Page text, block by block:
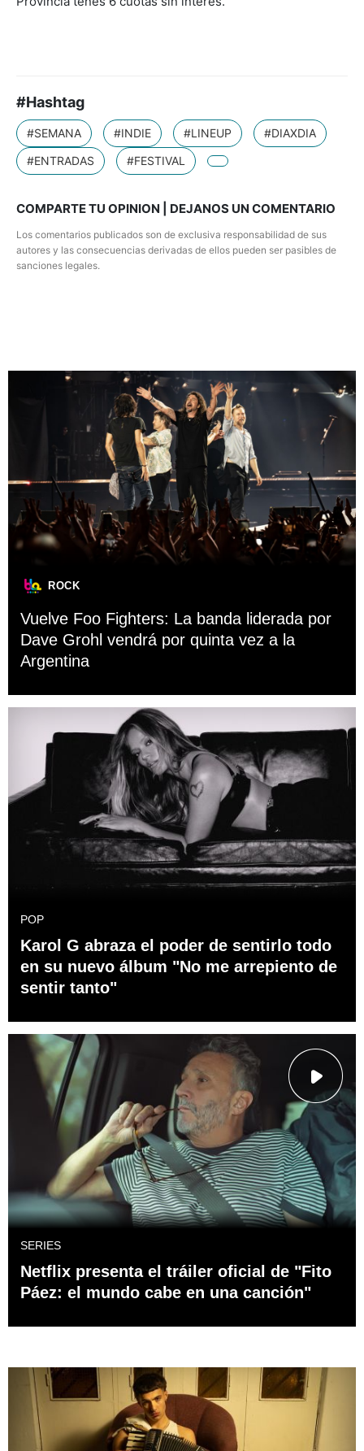
#Hashtag
#SEMANA #INDIE #LINEUP
#DIAXDIA
#ENTRADAS
#FESTIVAL
COMPARTE TU OPINION | DEJANOS UN COMENTARIO
Los comentarios publicados son de exclusiva responsabilidad de sus
autores y las consecuencias derivadas de ellos pueden ser pasibles de
sanciones legales.
ROCK
Vuelve Foo Fighters: La banda liderada por
Dave Grohl vendrá por quinta vez a la
Argentina
POP
Karol G abraza el poder de sentirlo todo
en su nuevo álbum "No me arrepiento de
sentir tanto"
SERIES
Netflix presenta el tráiler oficial de "Fito
Páez: el mundo cabe en una canción"